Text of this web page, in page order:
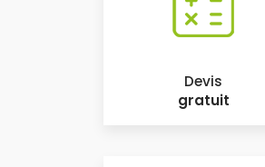
Devis
gratuit